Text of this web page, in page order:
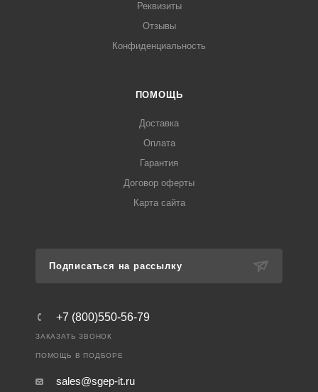
Реквизиты
Отзывы
Конфиденциальность
ПОМОЩЬ
Доставка
Оплата
Гарантия
Договор оферты
Карта сайта
Подписаться на рассылку
+7 (800)550-56-79
ЗАКАЗАТЬ ЗВОНОК
ПОМОЩЬ В ПОДБОРЕ
sales@sgep-it.ru